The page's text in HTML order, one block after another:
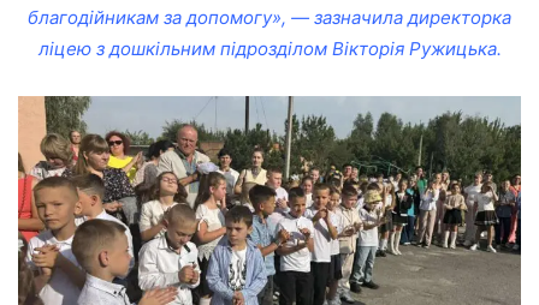
благодійникам за допомогу», — зазначила директорка
ліцею з дошкільним підрозділом Вікторія Ружицька.